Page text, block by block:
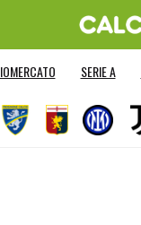
SERIE A